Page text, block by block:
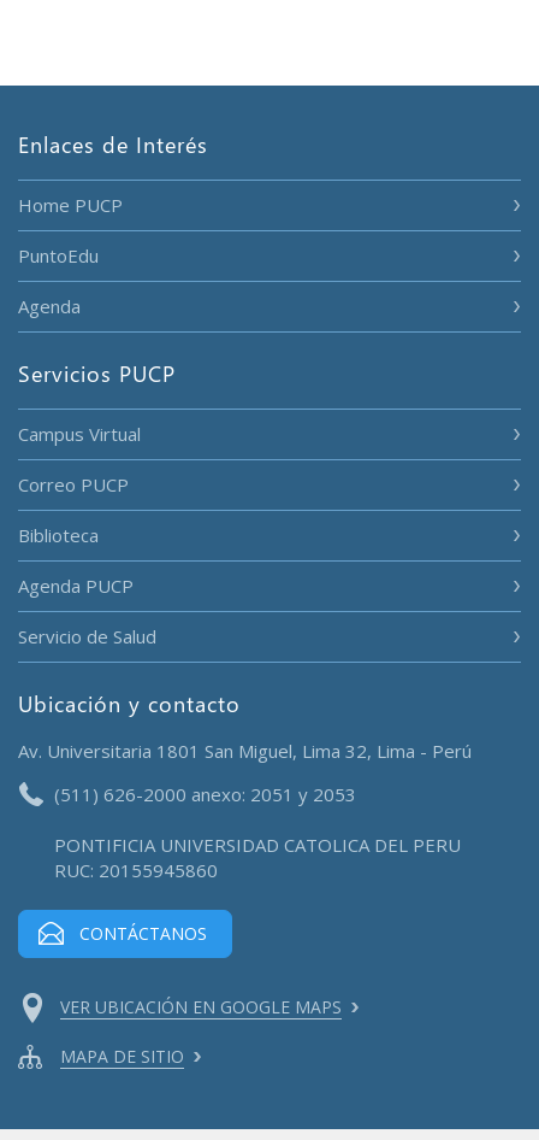
Enlaces de Interés
Home PUCP
PuntoEdu
Agenda
Servicios PUCP
Campus Virtual
Correo PUCP
Biblioteca
Agenda PUCP
Servicio de Salud
Ubicación y contacto
Av. Universitaria 1801 San Miguel, Lima 32, Lima - Perú
(511) 626-2000 anexo: 2051 y 2053
PONTIFICIA UNIVERSIDAD CATOLICA DEL PERU
RUC: 20155945860
CONTÁCTANOS
VER UBICACIÓN EN GOOGLE MAPS
MAPA DE SITIO